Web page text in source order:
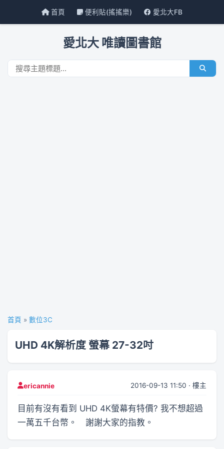
首頁 便利貼(搖搖樂) 愛北大FB
愛北大 唯讀圖書館
首頁 » 數位3C
UHD 4K解析度 螢幕 27-32吋
ericannie 2016-09-13 11:50 · 樓主
目前有沒有看到 UHD 4K螢幕有特價? 我不想超過
一萬五千台幣。 謝謝大家的指教。